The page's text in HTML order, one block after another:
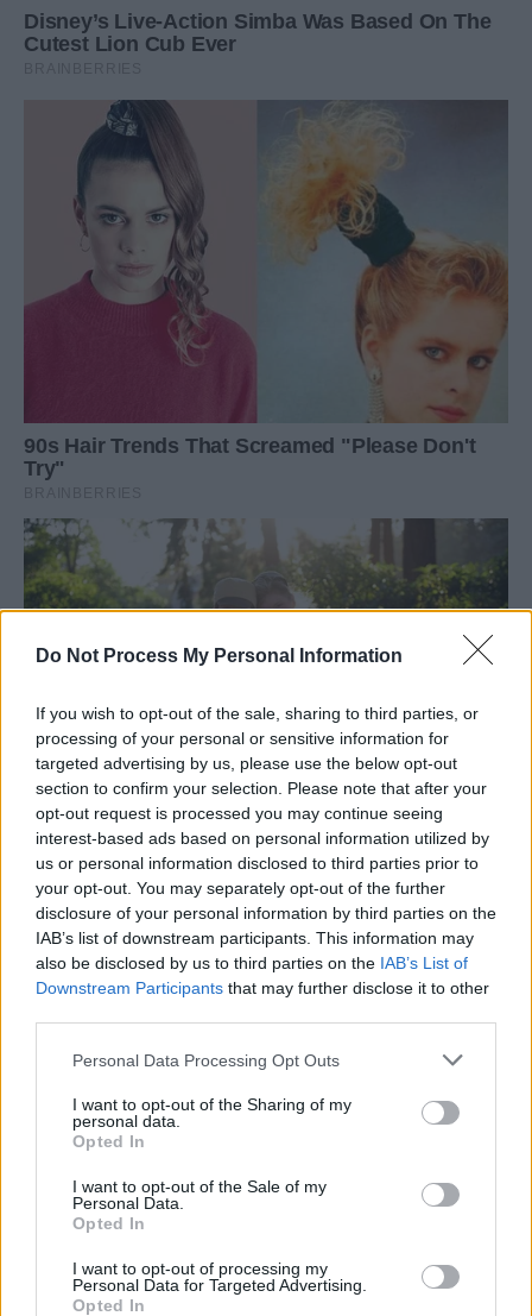
Do Not Process My Personal Information
If you wish to opt-out of the sale, sharing to third parties, or
processing of your personal or sensitive information for
targeted advertising by us, please use the below opt-out
section to confirm your selection. Please note that after your
opt-out request is processed you may continue seeing
interest-based ads based on personal information utilized by
us or personal information disclosed to third parties prior to
your opt-out. You may separately opt-out of the further
disclosure of your personal information by third parties on the
IAB’s list of downstream participants. This information may
also be disclosed by us to third parties on the IAB’s List of
Downstream Participants that may further disclose it to other
Personal Data Processing Opt Outs
I want to opt-out of the Sharing of my
personal data.
Opted In
I want to opt-out of the Sale of my
Personal Data.
Opted In
I want to opt-out of processing my
Personal Data for Targeted Advertising.
Opted In